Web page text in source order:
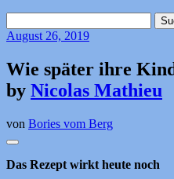
nach:
August 26, 2019
Wie später ihre
by Nicolas Mathieu
von Bories vom Berg
Das Rezept wirkt heute noch